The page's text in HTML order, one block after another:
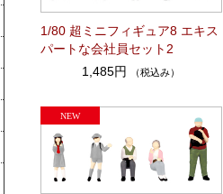
1/80 超ミニフィギュア8 エキス
パートな会社員セット2
1,485円
（税込み）